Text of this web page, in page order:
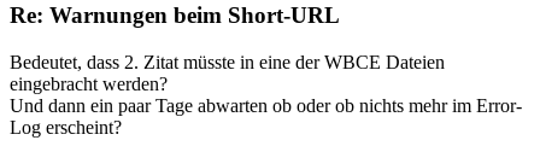
Re: Warnungen beim Short-URL
Bedeutet, dass 2. Zitat müsste in eine der WBCE Dateien
eingebracht werden?
Und dann ein paar Tage abwarten ob oder ob nichts mehr im Error-
Log erscheint?